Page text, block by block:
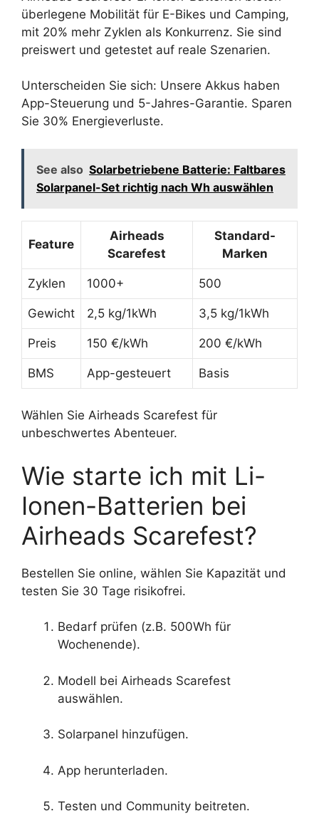
überlegene Mobilität für E-Bikes und Camping,
mit 20% mehr Zyklen als Konkurrenz. Sie sind
preiswert und getestet auf reale Szenarien.
Unterscheiden Sie sich: Unsere Akkus haben
App-Steuerung und 5-Jahres-Garantie. Sparen
Sie 30% Energieverluste.
See also Solarbetriebene Batterie: Faltbares
Solarpanel-Set richtig nach Wh auswählen
Feature
Airheads
Scarefest
Standard-
Marken
Zyklen 1000+ 500
Gewicht 2,5 kg/1kWh 3,5 kg/1kWh
Preis 150 €/kWh 200 €/kWh
BMS App-gesteuert Basis
Wählen Sie Airheads Scarefest für
unbeschwertes Abenteuer.
Wie starte ich mit Li-
Ionen-Batterien bei
Airheads Scarefest?
Bestellen Sie online, wählen Sie Kapazität und
testen Sie 30 Tage risikofrei.
Bedarf prüfen (z.B. 500Wh für
Wochenende).
Modell bei Airheads Scarefest
auswählen.
Solarpanel hinzufügen.
App herunterladen.
Testen und Community beitreten.